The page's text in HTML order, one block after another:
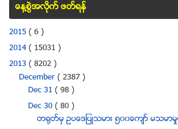
ေန႔စြဲအလိုက္ ဖတ္ရန္
2015 ( 6 )
2014 ( 15031 )
2013 ( 8202 )
December ( 2387 )
Dec 31( 98 )
Dec 30( 80 )
တရုတ္မွ ဥပေဒျပဳသမား ၅၀၀ေက်ာ္ မသမာမ